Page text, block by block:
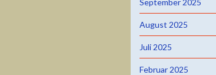
September 2025
August 2025
Juli 2025
Februar 2025